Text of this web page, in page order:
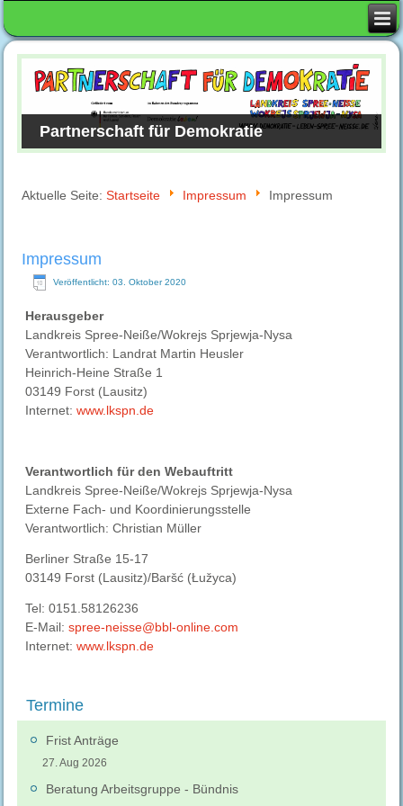
Partnerschaft für Demokratie
Aktuelle Seite:Startseite Impressum Impressum
Impressum
Veröffentlicht: 03. Oktober 2020
Herausgeber
Landkreis Spree-Neiße/Wokrejs Sprjewja-Nysa
Verantwortlich: Landrat Martin Heusler
Heinrich-Heine Straße 1
03149 Forst (Lausitz)
Internet:www.lkspn.de
Verantwortlich für den Webauftritt
Landkreis Spree-Neiße/Wokrejs Sprjewja-Nysa
Externe Fach- und Koordinierungsstelle
Verantwortlich: Christian Müller
Berliner Straße 15-17
03149 Forst (Lausitz)/Baršć (Łužyca)
Tel: 0151.58126236
E-Mail:spree-neisse@bbl-online.com
Internet:www.lkspn.de
Termine
Frist Anträge
27. Aug 2026
Beratung Arbeitsgruppe - Bündnis